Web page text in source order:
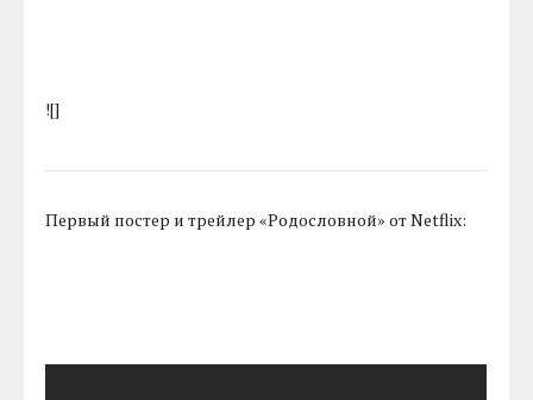
![]
Первый постер и трейлер «Родословной» от Netflix: